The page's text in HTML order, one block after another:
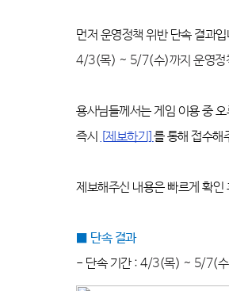
먼저 운영정책 위반 단속 결과
4/3(목) ~ 5/7(수)까지 운영정
용사님들께서는 게임 이용 중
즉시 [제보하기] 를 통해 접수해
제보해주신 내용은 빠르게 확
■ 단속 결과
- 단속 기간: 4/3(목) ~ 5/7(수